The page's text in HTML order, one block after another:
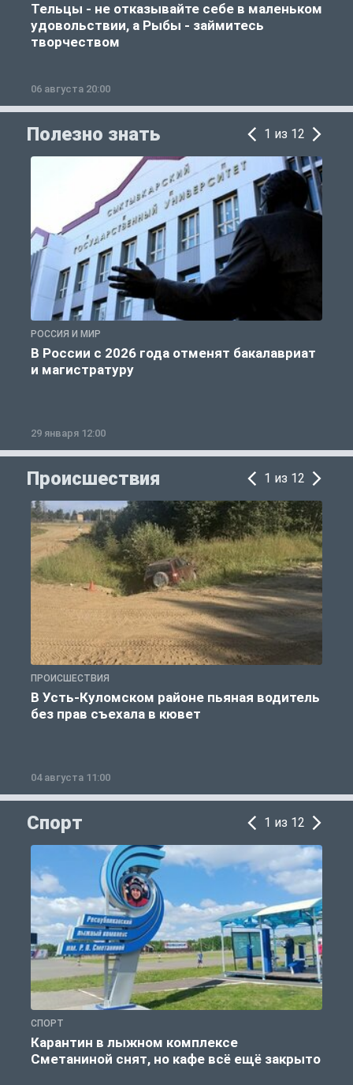
Тельцы - не отказывайте себе в маленьком
удовольствии, а Рыбы - займитесь
творчеством
06 августа 20:00
Полезно знать 1 из 12
РОССИЯ И МИР
В России с 2026 года отменят бакалавриат
и магистратуру
29 января 12:00
Происшествия 1 из 12
ПРОИСШЕСТВИЯ
В Усть-Куломском районе пьяная водитель
без прав съехала в кювет
04 августа 11:00
Спорт 1 из 12
СПОРТ
Карантин в лыжном комплексе
Сметаниной снят, но кафе всё ещё закрыто